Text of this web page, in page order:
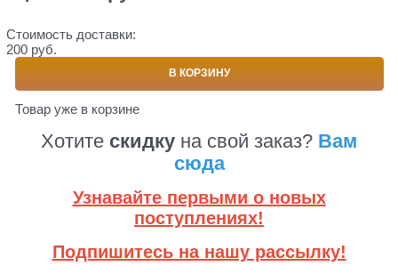
Стоимость доставки:
200 руб.
В КОРЗИНУ
Товар уже в корзине
Хотите скидку на свой заказ? Вам
сюда
Узнавайте первыми о новых
поступлениях!
Подпишитесь на нашу рассылку!